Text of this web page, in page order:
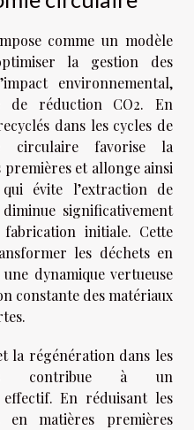
comme un modèle
la gestion des
environnemental,
de réduction CO2. En
dans les cycles de
circulaire favorise la
et allonge ainsi
évite l’extraction de
significativement
initiale. Cette
les déchets en
dynamique vertueuse
constante des matériaux
la régénération dans les
contribue à un
En réduisant les
matières premières